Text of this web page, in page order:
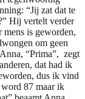
“Jij zat dat te
Hij vertelt verder
mens is geworden,
om geen
“Prima”, zegt
dat had ik
dus ik vind
87 maar ik